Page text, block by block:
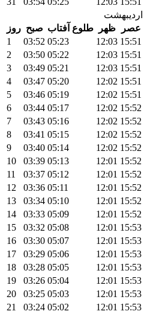
اردیبهشت
روز صبح طلوع آفتاب ظهر عصر
1
03:52 05:23 12:03 15:51
2
03:50 05:22 12:03 15:51
3
03:49 05:21 12:03 15:51
4
03:47 05:20 12:02 15:51
5
03:46 05:19 12:02 15:51
6
03:44 05:17 12:02 15:52
7
03:43 05:16 12:02 15:52
8
03:41 05:15 12:02 15:52
9
03:40 05:14 12:02 15:52
10
03:39 05:13 12:01 15:52
11
03:37 05:12 12:01 15:52
12
03:36 05:11 12:01 15:52
13
03:34 05:10 12:01 15:52
14
03:33 05:09 12:01 15:52
15
03:32 05:08 12:01 15:53
16
03:30 05:07 12:01 15:53
17
03:29 05:06 12:01 15:53
18
03:28 05:05 12:01 15:53
19
03:26 05:04 12:01 15:53
20
03:25 05:03 12:01 15:53
21
03:24 05:02 12:01 15:53